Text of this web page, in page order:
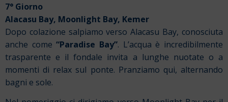
7° Giorno
Alacasu Bay, Moonlight Bay, Kemer
Dopo colazione salpiamo verso Alacasu Bay, conosciuta
anche come“Paradise Bay”. L’acqua è incredibilmente
trasparente e il fondale invita a lunghe nuotate o a
momenti di relax sul ponte. Pranziamo qui, alternando
bagni e sole.